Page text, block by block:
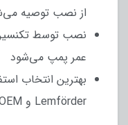
از نصب توصیه
نصب توسط
عمر پمپ می‌شود
Lemförder و OEM